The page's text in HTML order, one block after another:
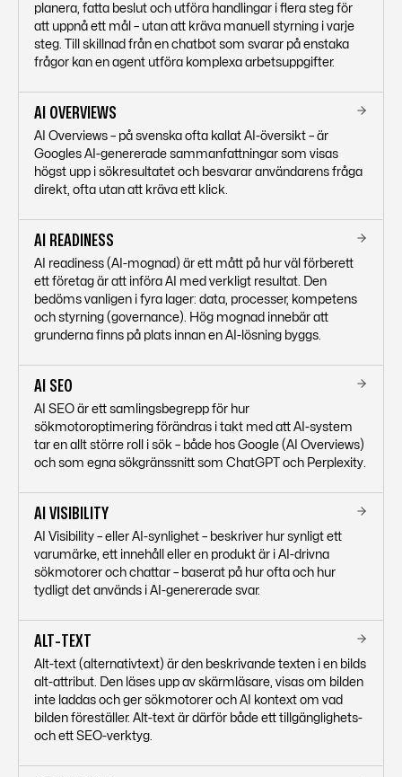
planera, fatta beslut och utföra handlingar i flera steg för
att uppnå ett mål – utan att kräva manuell styrning i varje
steg. Till skillnad från en chatbot som svarar på enstaka
frågor kan en agent utföra komplexa arbetsuppgifter.
AI OVERVIEWS
AI Overviews – på svenska ofta kallat AI-översikt – är
Googles AI-genererade sammanfattningar som visas
högst upp i sökresultatet och besvarar användarens fråga
direkt, ofta utan att kräva ett klick.
AI READINESS
AI readiness (AI-mognad) är ett mått på hur väl förberett
ett företag är att införa AI med verkligt resultat. Den
bedöms vanligen i fyra lager: data, processer, kompetens
och styrning (governance). Hög mognad innebär att
grunderna finns på plats innan en AI-lösning byggs.
AI SEO
AI SEO är ett samlingsbegrepp för hur
sökmotoroptimering förändras i takt med att AI-system
tar en allt större roll i sök – både hos Google (AI Overviews)
och som egna sökgränssnitt som ChatGPT och Perplexity.
AI VISIBILITY
AI Visibility – eller AI-synlighet – beskriver hur synligt ett
varumärke, ett innehåll eller en produkt är i AI-drivna
sökmotorer och chattar – baserat på hur ofta och hur
tydligt det används i AI-genererade svar.
ALT-TEXT
Alt-text (alternativtext) är den beskrivande texten i en bilds
alt-attribut. Den läses upp av skärmläsare, visas om bilden
inte laddas och ger sökmotorer och AI kontext om vad
bilden föreställer. Alt-text är därför både ett tillgänglighets-
och ett SEO-verktyg.